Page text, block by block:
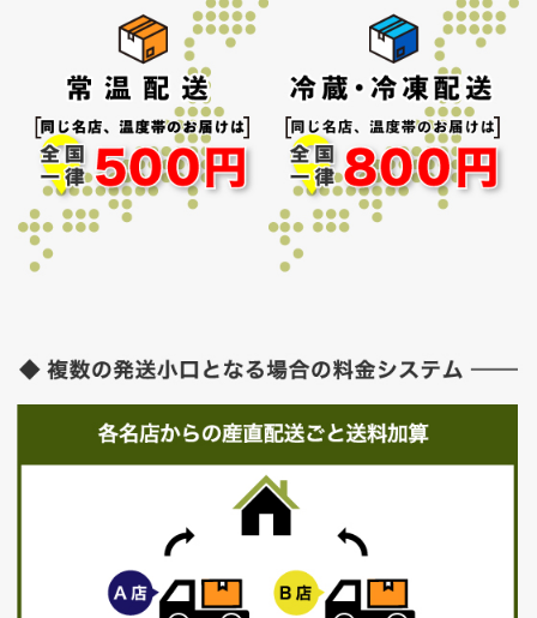
お買い物を続ける カートへ進む